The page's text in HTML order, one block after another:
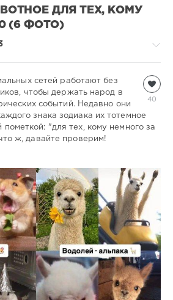
ДЛЯ ТЕХ, КОМУ
(6 ФОТО)
40
сетей работают без
чтобы держать народ в
событий. Недавно они
знака зодиака их тотемное
"для тех, кому немного за
ж, давайте проверим!